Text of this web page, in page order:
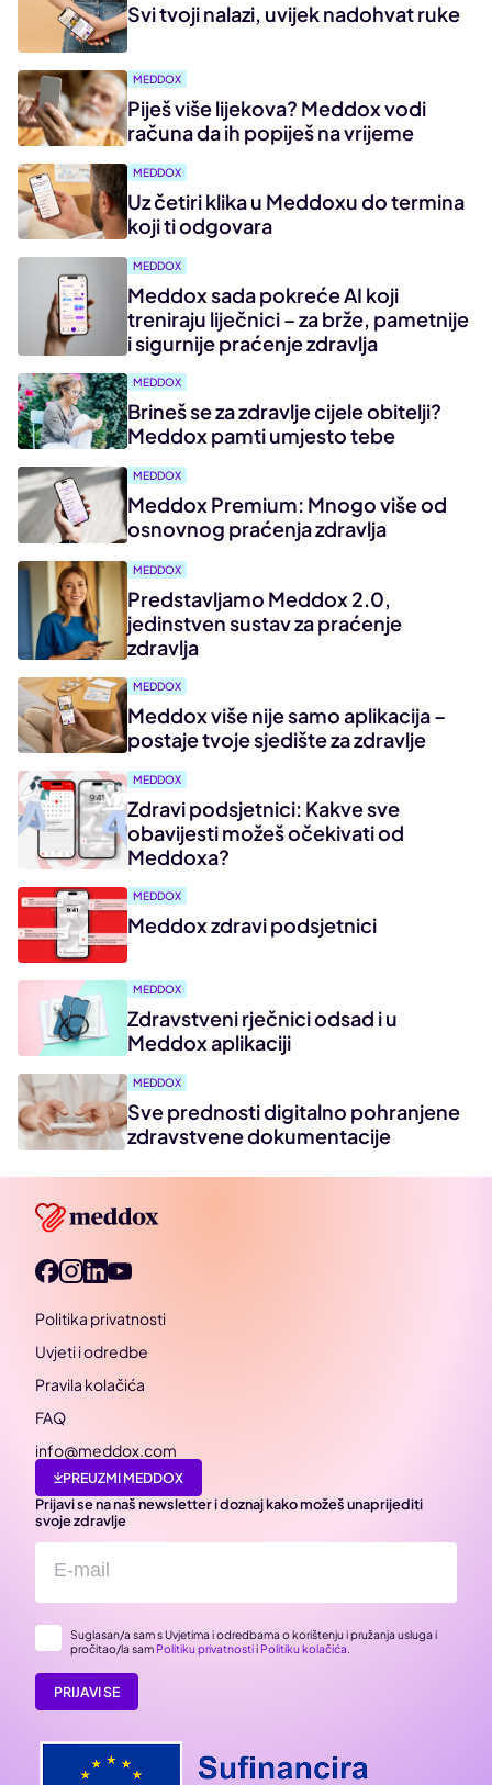
Svi tvoji nalazi, uvijek nadohvat ruke
MEDDOX
Piješ više lijekova? Meddox vodi
računa da ih popiješ na vrijeme
MEDDOX
Uz četiri klika u Meddoxu do termina
koji ti odgovara
MEDDOX
Meddox sada pokreće AI koji
treniraju liječnici – za brže, pametnije
i sigurnije praćenje zdravlja
MEDDOX
Brineš se za zdravlje cijele obitelji?
Meddox pamti umjesto tebe
MEDDOX
Meddox Premium: Mnogo više od
osnovnog praćenja zdravlja
MEDDOX
Predstavljamo Meddox 2.0,
jedinstven sustav za praćenje
zdravlja
MEDDOX
Meddox više nije samo aplikacija –
postaje tvoje sjedište za zdravlje
MEDDOX
Zdravi podsjetnici: Kakve sve
obavijesti možeš očekivati od
Meddoxa?
MEDDOX
Meddox zdravi podsjetnici
MEDDOX
Zdravstveni rječnici odsad i u
Meddox aplikaciji
MEDDOX
Sve prednosti digitalno pohranjene
zdravstvene dokumentacije
Politika privatnosti
Uvjeti i odredbe
Pravila kolačića
FAQ
info@meddox.com
PREUZMI MEDDOX
Prijavi se na naš newsletter i doznaj kako možeš unaprijediti
svoje zdravlje
Suglasan/a sam s Uvjetima i odredbama o korištenju i pružanja usluga i
pročitao/la sam Politiku privatnostii Politiku kolačića.
PRIJAVI SE